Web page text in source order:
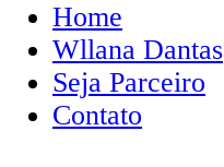
Home
Wllana Dantas
Seja Parceiro
Contato